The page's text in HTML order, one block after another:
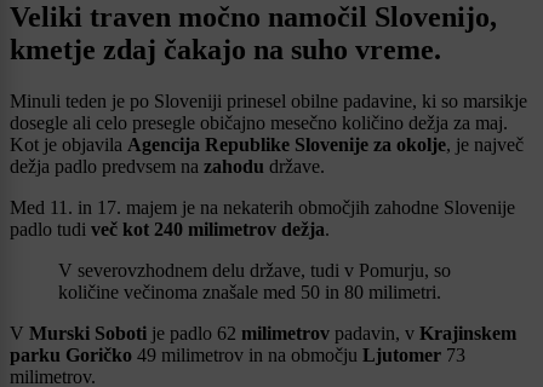
Veliki traven močno namočil Slovenijo,
kmetje zdaj čakajo na suho vreme.
Minuli teden je po Sloveniji prinesel obilne padavine, ki so marsikje
dosegle ali celo presegle običajno mesečno količino dežja za maj.
Kot je objavila Agencija Republike Slovenije za okolje, je največ
dežja padlo predvsem na zahodu države.
Med 11. in 17. majem je na nekaterih območjih zahodne Slovenije
padlo tudi več kot 240 milimetrov dežja.
V severovzhodnem delu države, tudi v Pomurju, so
količine večinoma znašale med 50 in 80 milimetri.
V Murski Soboti je padlo 62 milimetrov padavin, v Krajinskem
parku Goričko 49 milimetrov in na območju Ljutomer 73
milimetrov.